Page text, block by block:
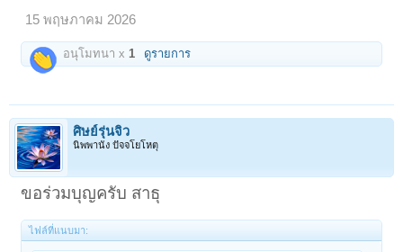
15 พฤษภาคม 2026
อนุโมทนา x1 ดูรายการ
ศิษย์รุ่นจิ๋ว
นิพพานัง ปัจจโยโหตุ
ขอร่วมบุญครับ สาธุ
ไฟล์ที่แนบมา: